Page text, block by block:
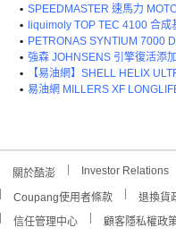
• SPEEDMASTER 速馬力
•
liquimoly TOP TEC 4100 合成
• PETRONAS SYNTIUM 7000
•
•
【易油網】SHELL HELIX
• 易油網 MILLERS XF
關於酷澎 Investor Relations
Coupang使用者條款
退換貨
信任管理中心
顧客隱私權政